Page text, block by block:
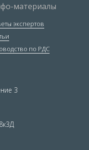
материалы
экспертов
по РДС
3